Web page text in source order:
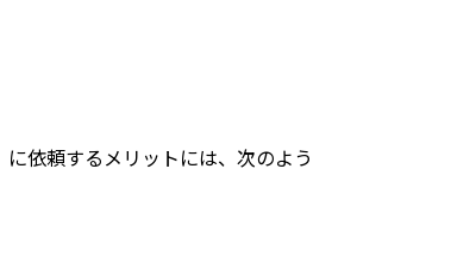
依頼するメリットには、次のよう